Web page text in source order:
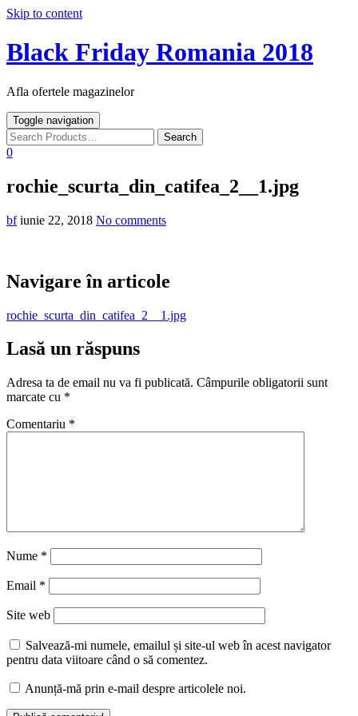
Skip to content
Black Friday Romania 2018
Afla ofertele magazinelor
Toggle navigation
0
rochie_scurta_din_catifea_2__1.jpg
bf iunie 22, 2018 No comments
Navigare în articole
rochie_scurta_din_catifea_2__1.jpg
Lasă un răspuns
Adresa ta de email nu va fi publicată. Câmpurile obligatorii sunt
marcate cu *
Comentariu *
Nume *
Email *
Site web
Salvează-mi numele, emailul și site-ul web în acest navigator
pentru data viitoare când o să comentez.
Anunță-mă prin e-mail despre articolele noi.